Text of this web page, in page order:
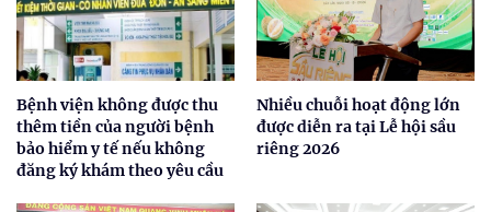
Bệnh viện không được thu
thêm tiền của người bệnh
bảo hiểm y tế nếu không
đăng ký khám theo yêu cầu
Nhiều chuỗi hoạt động lớn
được diễn ra tại Lễ hội sầu
riêng 2026